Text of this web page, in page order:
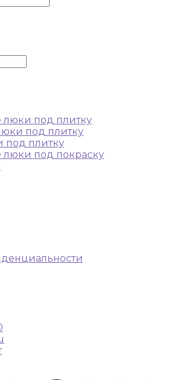
люки под плитку
под плитку
под плитку
люки под покраску